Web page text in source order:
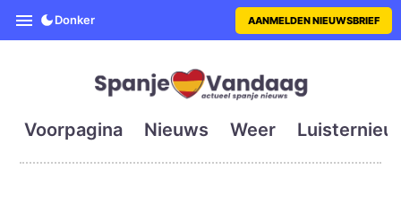
SpanjeVandaag is de eerste
Donker AANMELDEN NIEUWSBRIEF
Voorpagina Nieuws Weer